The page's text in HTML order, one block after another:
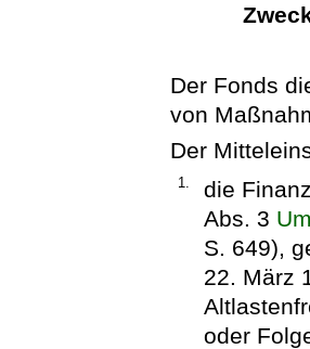
Der Fonds
von
Der
1.
die
Abs. 3
S. 649),
22. März
oder